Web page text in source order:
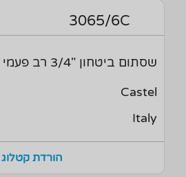
3065/6C
שסתום ביטחון "3/4 רב פעמי איטלקי
Castel
Italy
הורדת קטלוג